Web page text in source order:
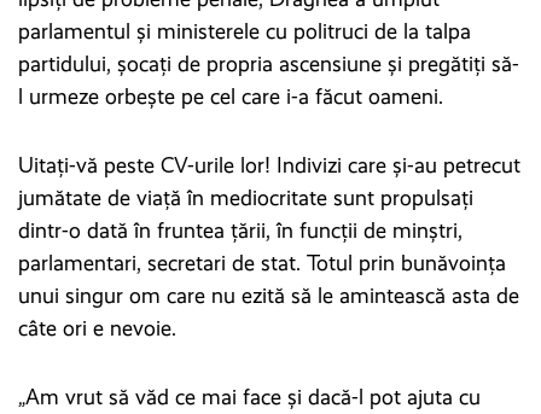
parlamentul și ministerele cu politruci de la talpa
partidului, șocați de propria ascensiune și pregătiți să-
l urmeze orbește pe cel care i-a făcut oameni.
Uitați-vă peste CV-urile lor! Indivizi care și-au petrecut
jumătate de viață în mediocritate sunt propulsați
dintr-o dată în fruntea țării, în funcții de minștri,
parlamentari, secretari de stat. Totul prin bunăvoința
unui singur om care nu ezită să le amintească asta de
câte ori e nevoie.
„Am vrut să văd ce mai face și dacă-l pot ajuta cu